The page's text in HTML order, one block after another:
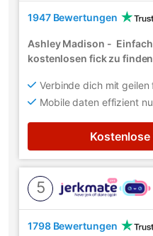
1947 Bewertungen
Ashley Madison -
kostenlosen fick zu finden
Verbinde dich mit geilen
Mobile daten effizient
5
1798 Bewertungen